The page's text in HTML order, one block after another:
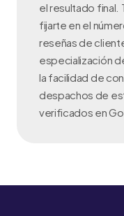
el resultado final.
fijarte en el
reseñas de
especialización
la facilidad de
despachos de
verificados en